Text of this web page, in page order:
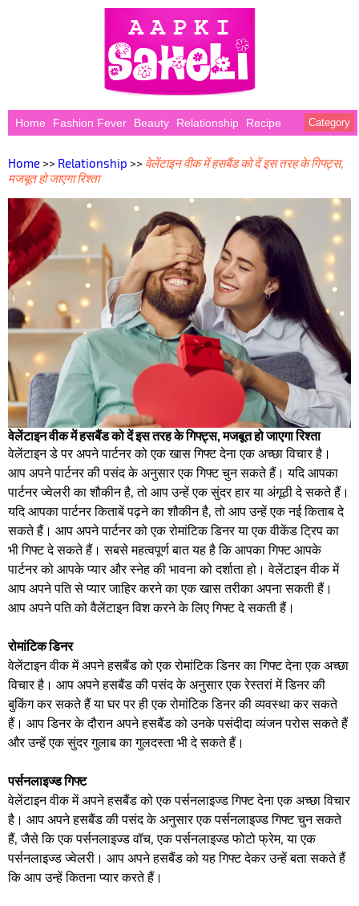
Home Fashion Fever Beauty Relationship Recipe Category
Home >> Relationship >> वेलेंटाइन वीक में हसबैंड को दें इस तरह के गिफ्ट्स,
मजबूत हो जाएगा रिश्ता
वेलेंटाइन वीक में हसबैंड को दें इस तरह के गिफ्ट्स, मजबूत हो जाएगा रिश्ता
वेलेंटाइन डे पर अपने पार्टनर को एक खास गिफ्ट देना एक अच्छा विचार है।
आप अपने पार्टनर की पसंद के अनुसार एक गिफ्ट चुन सकते हैं। यदि आपका
पार्टनर ज्वेलरी का शौकीन है, तो आप उन्हें एक सुंदर हार या अंगूठी दे सकते हैं।
यदि आपका पार्टनर किताबें पढ़ने का शौकीन है, तो आप उन्हें एक नई किताब दे
सकते हैं। आप अपने पार्टनर को एक रोमांटिक डिनर या एक वीकेंड ट्रिप का
भी गिफ्ट दे सकते हैं। सबसे महत्वपूर्ण बात यह है कि आपका गिफ्ट आपके
पार्टनर को आपके प्यार और स्नेह की भावना को दर्शाता हो। वेलेंटाइन वीक में
आप अपने पति से प्यार जाहिर करने का एक खास तरीका अपना सकती हैं।
आप अपने पति को वैलेंटाइन विश करने के लिए गिफ्ट दे सकती हैं।
रोमांटिक डिनर
वेलेंटाइन वीक में अपने हसबैंड को एक रोमांटिक डिनर का गिफ्ट देना एक अच्छा
विचार है। आप अपने हसबैंड की पसंद के अनुसार एक रेस्तरां में डिनर की
बुकिंग कर सकते हैं या घर पर ही एक रोमांटिक डिनर की व्यवस्था कर सकते
हैं। आप डिनर के दौरान अपने हसबैंड को उनके पसंदीदा व्यंजन परोस सकते हैं
और उन्हें एक सुंदर गुलाब का गुलदस्ता भी दे सकते हैं।
पर्सनलाइज्ड गिफ्ट
वेलेंटाइन वीक में अपने हसबैंड को एक पर्सनलाइज्ड गिफ्ट देना एक अच्छा विचार
है। आप अपने हसबैंड की पसंद के अनुसार एक पर्सनलाइज्ड गिफ्ट चुन सकते
हैं, जैसे कि एक पर्सनलाइज्ड वॉच, एक पर्सनलाइज्ड फोटो फ्रेम, या एक
पर्सनलाइज्ड ज्वेलरी। आप अपने हसबैंड को यह गिफ्ट देकर उन्हें बता सकते हैं
कि आप उन्हें कितना प्यार करते हैं।